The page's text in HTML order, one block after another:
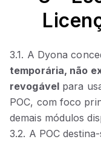
3.1. A Dyona
temporária, não
revogávelpara
POC, com foco
demais módulos
3.2. A POC